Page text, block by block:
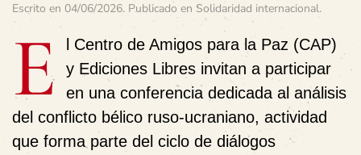
Escrito en 04/06/2026. Publicado en Solidaridad internacional.
E
l Centro de Amigos para la Paz (CAP)
y Ediciones Libres invitan a participar
en una conferencia dedicada al análisis
del conflicto bélico ruso-ucraniano, actividad
que forma parte del ciclo de diálogos